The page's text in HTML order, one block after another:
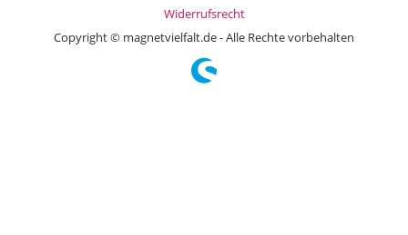
Widerrufsrecht
Copyright © magnetvielfalt.de - Alle Rechte vorbehalten